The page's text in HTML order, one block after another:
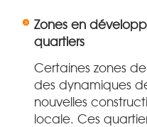
Zones en
quartiers
Certaines zones
des dynamiques
nouvelles
locale. Ces